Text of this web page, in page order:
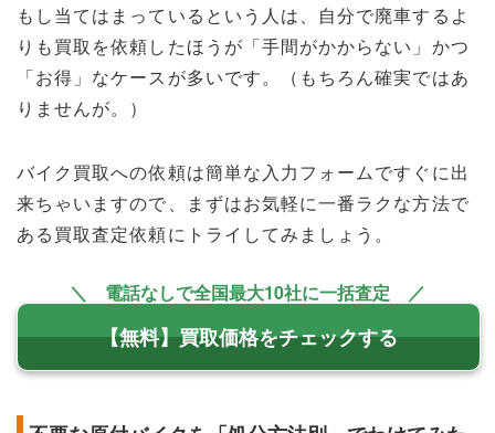
もし当てはまっているという人は、自分で廃車するよ
りも買取を依頼したほうが「手間がかからない」かつ
「お得」なケースが多いです。（もちろん確実ではあ
りませんが。）
バイク買取への依頼は簡単な入力フォームですぐに出
来ちゃいますので、まずはお気軽に一番ラクな方法で
ある買取査定依頼にトライしてみましょう。
＼ 電話なしで全国最大10社に一括査定 ／
【無料】買取価格をチェックする